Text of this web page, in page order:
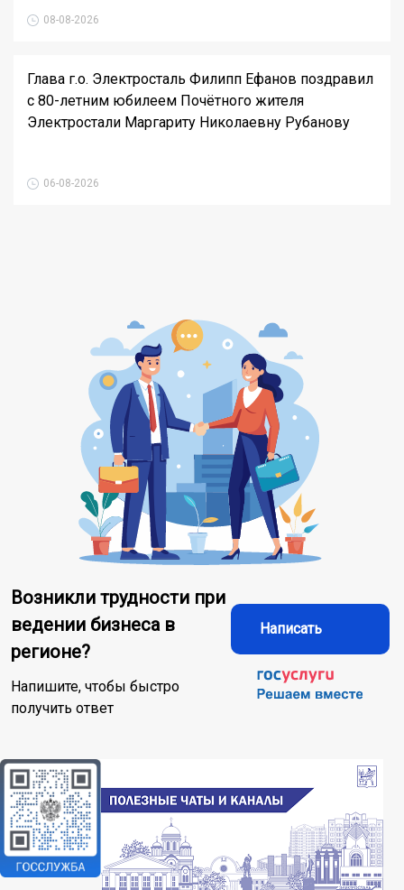
08-08-2026
Глава г.о. Электросталь Филипп Ефанов поздравил
с 80-летним юбилеем Почётного жителя
Электростали Маргариту Николаевну Рубанову
06-08-2026
Возникли трудности при
ведении бизнеса в
регионе?
Напишите, чтобы быстро
получить ответ
Написать